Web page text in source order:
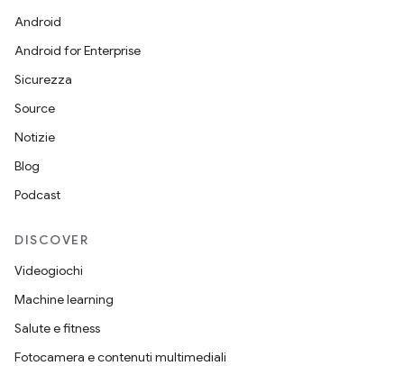
Android
Android for Enterprise
Sicurezza
Source
Notizie
Blog
Podcast
DISCOVER
Videogiochi
Machine learning
Salute e fitness
Fotocamera e contenuti multimediali